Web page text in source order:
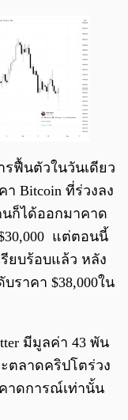
รฟื้นตัวในวันเดียว
Bitcoin ที่ร่วงลง
นก็ได้ออกมาคาด
แต่ตอนนี้
ยบร้อบแล้ว หลัง
ราคา $38,000ใน
มีมูลค่า 43 พัน
ตลาดคริปโตร่วง
าดการณ์เท่านั้น